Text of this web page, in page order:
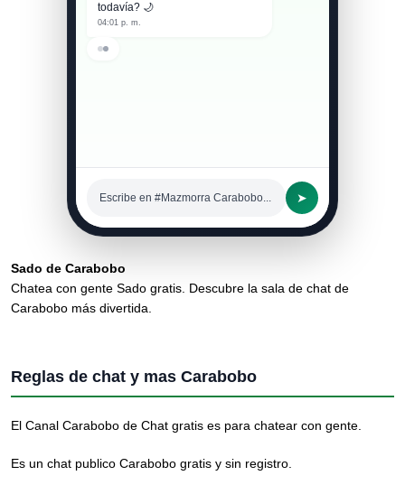
todavía? 🌙
04:01 p. m.
Escribe en #Mazmorra Carabobo... ➤
Sado de Carabobo
Chatea con gente Sado gratis. Descubre la sala de chat de
Carabobo más divertida.
Reglas de chat y mas Carabobo
El Canal Carabobo de Chat gratis es para chatear con gente.
Es un chat publico Carabobo gratis y sin registro.